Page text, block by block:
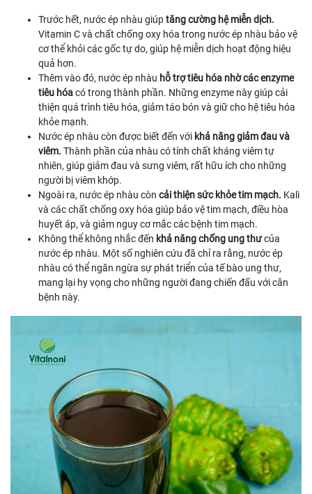
Trước hết, nước ép nhàu giúptăng cường hệ miễn dịch.
Vitamin C và chất chống oxy hóa trong nước ép nhàu bảo vệ
cơ thể khỏi các gốc tự do, giúp hệ miễn dịch hoạt động hiệu
quả hơn.
Thêm vào đó, nước ép nhàu hỗ trợ tiêu hóa nhờ các enzyme
tiêu hóacó trong thành phần. Những enzyme này giúp cải
thiện quá trình tiêu hóa, giảm táo bón và giữ cho hệ tiêu hóa
khỏe mạnh.
Nước ép nhàu còn được biết đến với khả năng giảm đau và
viêm. Thành phần của nhàu có tính chất kháng viêm tự
nhiên, giúp giảm đau và sưng viêm, rất hữu ích cho những
người bị viêm khớp.
Ngoài ra, nước ép nhàu còn cải thiện sức khỏe tim mạch. Kali
và các chất chống oxy hóa giúp bảo vệ tim mạch, điều hòa
huyết áp, và giảm nguy cơ mắc các bệnh tim mạch.
Không thể không nhắc đến khả năng chống ung thưcủa
nước ép nhàu. Một số nghiên cứu đã chỉ ra rằng, nước ép
nhàu có thể ngăn ngừa sự phát triển của tế bào ung thư,
mang lại hy vọng cho những người đang chiến đấu với căn
bệnh này.